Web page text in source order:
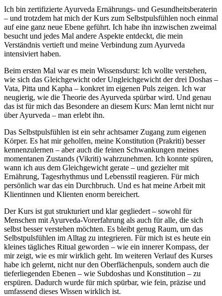
Ich bin zertifizierte Ayurveda Ernährungs- und Gesundheitsberaterin
– und trotzdem hat mich derKurs zum Selbstpulsfühlen noch einmal
auf eine ganz neue Ebene geführt. Ich habe ihn inzwischen zweimal
besucht und jedes Mal andere Aspekte entdeckt, die mein
Verständnis vertieft und meine Verbindung zum Ayurveda
intensiviert haben.
Beim ersten Mal war es mein Wissensdurst: Ich wollte verstehen,
wie sich das Gleichgewicht oder Ungleichgewicht der drei Doshas –
Vata, Pitta und Kapha – konkret im eigenen Puls zeigen. Ich war
neugierig, wie die Theorie des Ayurveda spürbar wird. Und genau
das ist für mich das Besondere an diesem Kurs: Man lernt nicht nur
über Ayurveda – man erlebt ihn.
Das Selbstpulsfühlen ist ein sehrachtsamer Zugang zum eigenen
Körper. Es hat mir geholfen, meine Konstitution (Prakriti) besser
kennenzulernen – aber auch die feinen Schwankungen meines
momentanen Zustands (Vikriti) wahrzunehmen. Ich konnte spüren,
wann ich aus dem Gleichgewicht gerate – und gezielter mit
Ernährung, Tagesrhythmus und Lebensstil reagieren. Für mich
persönlich war das ein Durchbruch. Und es hat meine Arbeit mit
Klientinnen und Klienten enorm bereichert.
Der Kurs ist gut strukturiert und klar gegliedert – sowohl für
Menschen mit Ayurveda-Vorerfahrung als auch für alle, die sich
selbst besser verstehen möchten. Es bleibt genug Raum, um das
Selbstpulsfühlen im Alltag zu integrieren. Für mich ist es heute ein
kleines tägliches Ritual geworden – wie ein innerer Kompass, der
mir zeigt, wie es mir wirklich geht. Im weiteren Verlauf des Kurses
habe ich gelernt, nicht nur den Oberflächenpuls, sondern auch die
tieferliegenden Ebenen – wie Subdoshas und Konstitution – zu
erspüren. Dadurch wurde für mich spürbar, wie fein, präzise und
umfassend dieses Wissen wirklich ist.